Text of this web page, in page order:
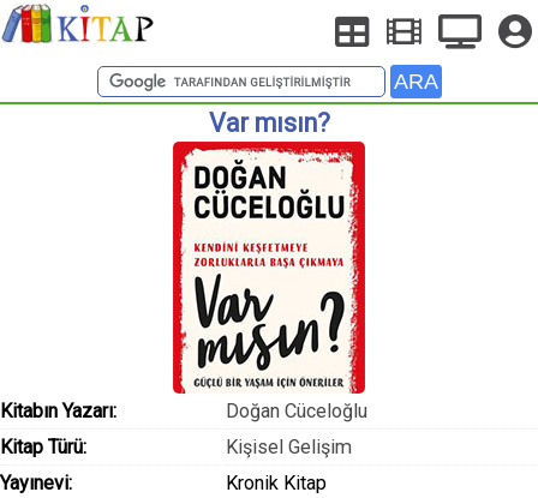
Var mısın?
Kitabın Yazarı:
Doğan Cüceloğlu
Kitap Türü:
Kişisel Gelişim
Yayınevi:
Kronik Kitap